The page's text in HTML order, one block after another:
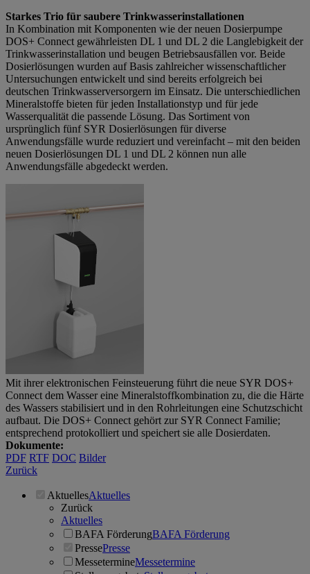
Starkes Trio für saubere Trinkwasserinstallationen
In Kombination mit Komponenten wie der neuen Dosierpumpe
DOS+ Connect gewährleisten DL 1 und DL 2 die Langlebigkeit der
Trinkwasserinstallation und beugen Betriebsausfällen vor. Beide
Dosierlösungen wurden auf Basis zahlreicher wissenschaftlicher
Untersuchungen entwickelt und sind bereits erfolgreich bei
deutschen Trinkwasserversorgern im Einsatz. Die unterschiedlichen
Mineralstoffe bieten für jeden Installationstyp und für jede
Wasserqualität die passende Lösung. Das Sortiment von
ursprünglich fünf SYR Dosierlösungen für diverse
Anwendungsfälle wurde reduziert und vereinfacht – mit den beiden
neuen Dosierlösungen DL 1 und DL 2 können nun alle
Anwendungsfälle abgedeckt werden.
Mit ihrer elektronischen Feinsteuerung führt die neue SYR DOS+
Connect dem Wasser eine Mineralstoffkombination zu, die die Härte
des Wassers stabilisiert und in den Rohrleitungen eine Schutzschicht
aufbaut. Die DOS+ Connect gehört zur SYR Connect Familie;
entsprechend protokolliert und speichert sie alle Dosierdaten.
Dokumente:
PDF RTF DOC Bilder
Zurück
AktuellesAktuelles
Zurück
Aktuelles
BAFA FörderungBAFA Förderung
PressePresse
MessetermineMessetermine